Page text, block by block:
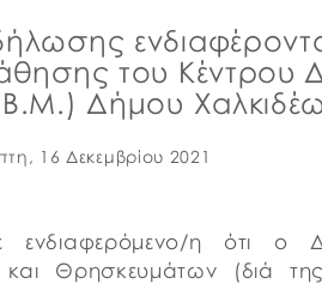
του Κέντρου
Δήμου
16 Δεκεμβρίου 2021
ενδιαφερόμενο/η ότι ο
και Θρησκευμάτων (διά